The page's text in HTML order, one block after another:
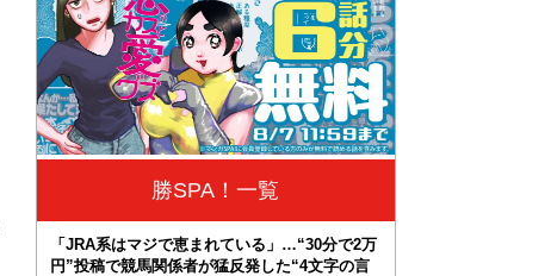
勝SPA！一覧
「JRA系はマジで恵まれている」…“30分で2万
円”投稿で競馬関係者が猛反発した“4文字の言